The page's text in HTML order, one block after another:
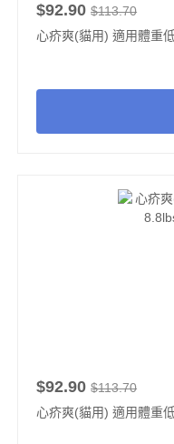
$92.90 $113.70
心疥爽(貓用) 適用體重
$92.90 $113.70
心疥爽(貓用) 適用體重